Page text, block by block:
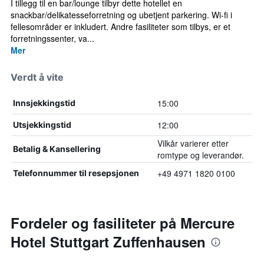
I tillegg til en bar/lounge tilbyr dette hotellet en
snackbar/delikatesseforretning og ubetjent parkering. Wi-fi i
fellesområder er inkludert. Andre fasiliteter som tilbys, er et
forretningssenter, va...
Mer
Verdt å vite
Innsjekkingstid 15:00
Utsjekkingstid 12:00
Betalig & Kansellering
Vilkår varierer etter
romtype og leverandør.
Telefonnummer til resepsjonen +49 4971 1820 0100
Fordeler og fasiliteter på Mercure
Hotel Stuttgart Zuffenhausen